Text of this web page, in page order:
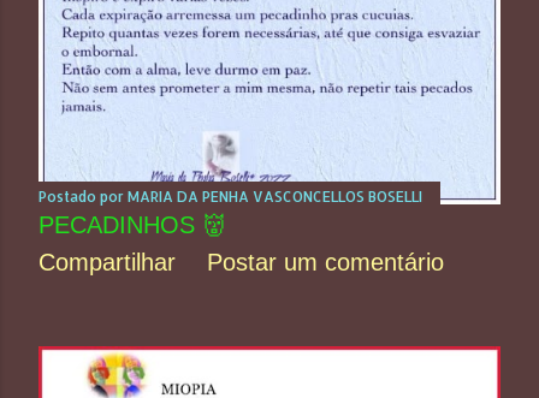
Postado por MARIA DA PENHA VASCONCELLOS BOSELLI
PECADINHOS 👹
Compartilhar
Postar um comentário